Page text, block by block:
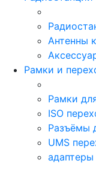
Антенны
Рамки и
Рамки
ISO
Разъёмы
UMS
адаптеры